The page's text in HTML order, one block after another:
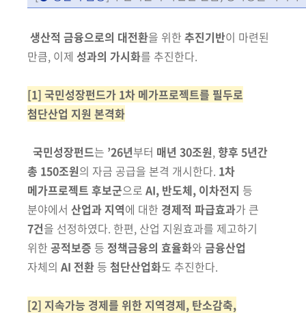
생산적 금융으로의 대전환을 위한 추진기반이 마련된
만큼, 이제 성과의 가시화를 추진한다.
[1] 국민성장펀드가 1차 메가프로젝트를 필두로
첨단산업 지원 본격화
국민성장펀드는 ’26년부터 매년 30조원,향후 5년간
총 150조원의 자금 공급을 본격 개시한다. 1차
메가프로젝트 후보군으로 AI, 반도체, 이차전지 등
분야에서 산업과 지역에 대한 경제적 파급효과가 큰
7건을 선정하였다. 한편, 산업 지원효과를 제고하기
위한 공적보증 등 정책금융의 효율화와 금융산업
자체의 AI 전환 등 첨단산업화도 추진한다.
[2] 지속가능 경제를 위한 지역경제, 탄소감축,